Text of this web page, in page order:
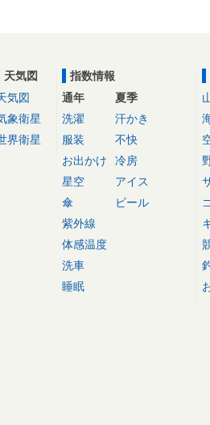
天気図
気図
象衛星
界衛星
指数情報
通年
洗濯
服装
お出かけ
星空
傘
紫外線
体感温度
洗車
睡眠
夏季
汗かき
不快
冷房
アイス
ビール